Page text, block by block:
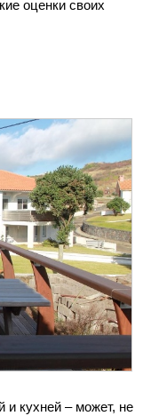
оценки своих
и кухней – может, не